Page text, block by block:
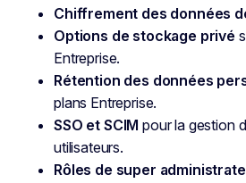
Chiffrement des données
Options de stockage privé
Entreprise.
Rétention des données
plans Entreprise.
SSO et SCIM pour la gestion
utilisateurs.
Rôles de super